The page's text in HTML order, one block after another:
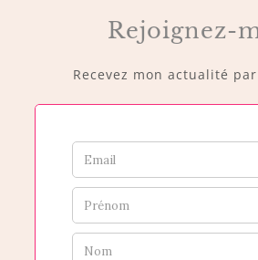
Rejoignez-
Recevez mon actualité